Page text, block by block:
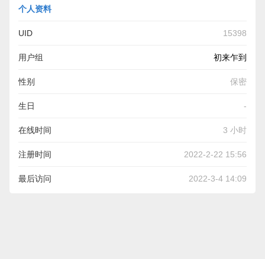
个人资料
UID 15398
用户组 初来乍到
性别 保密
生日 -
在线时间 3 小时
注册时间 2022-2-22 15:56
最后访问 2022-3-4 14:09